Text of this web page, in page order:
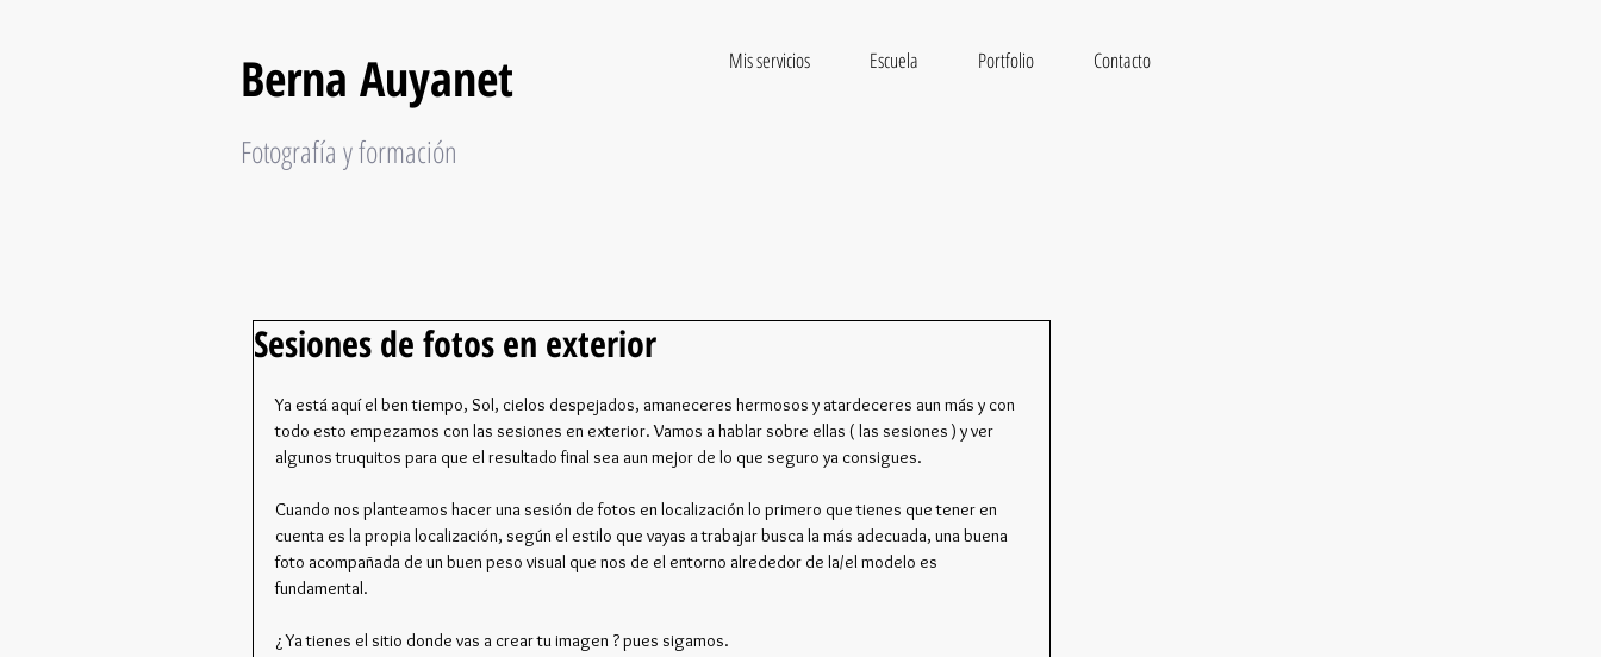
Mis servicios Escuela Portfolio Contacto
Berna Auyanet
Fotografía y formación
Sesiones de fotos en exterior
Ya está aquí el ben tiempo, Sol, cielos despejados, amaneceres hermosos y atardeceres aun más y con
todo esto empezamos con las sesiones en exterior. Vamos a hablar sobre ellas ( las sesiones ) y ver
algunos truquitos para que el resultado final sea aun mejor de lo que seguro ya consigues.
Cuando nos planteamos hacer una sesión de fotos en localización lo primero que tienes que tener en
cuenta es la propia localización, según el estilo que vayas a trabajar busca la más adecuada, una buena
foto acompañada de un buen peso visual que nos de el entorno alrededor de la/el modelo es
fundamental.
¿ Ya tienes el sitio donde vas a crear tu imagen ? pues sigamos.